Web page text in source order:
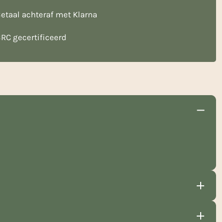
achteraf met Klarna
gecertificeerd